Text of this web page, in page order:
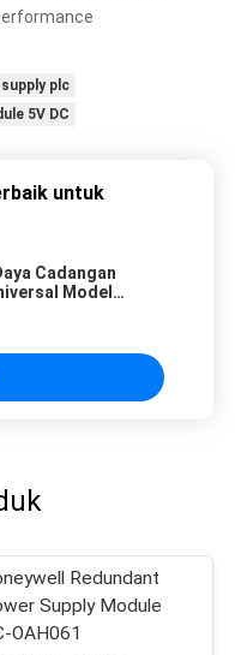
plc
5V DC
untuk
Cadangan
Model
Redundant
Supply Module
OAH061